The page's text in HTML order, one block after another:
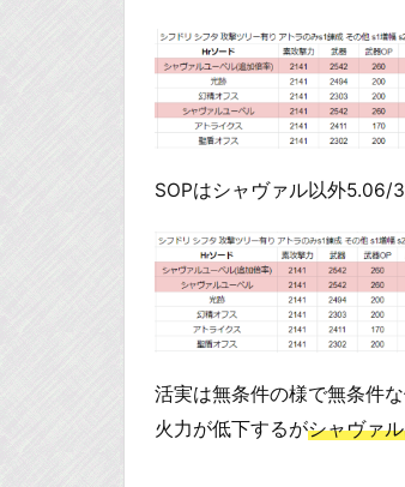
SOPはシャヴァル以外5.06/
活実は無条件の様で無条件
火力が低下するがシャヴァ